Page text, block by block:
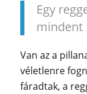
Egy
mindent
Van az a
véletlenre
fáradtak, a